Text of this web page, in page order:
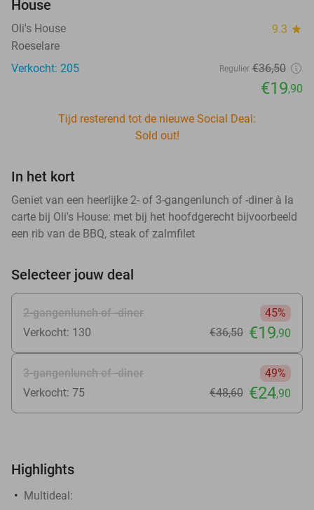
House
Oli's House 9.3 star
Roeselare
Verkocht: 205
Regulier €36,50
€19,90
Tijd resterend tot de nieuwe Social Deal:
Sold out!
In het kort
Geniet van een heerlijke 2- of 3-gangenlunch of -diner à la
carte bij Oli's House: met bij het hoofdgerecht bijvoorbeeld
een rib van de BBQ, steak of zalmfilet
Selecteer jouw deal
2-gangenlunch of -diner
45%
Verkocht: 130
€36,50 €19,90
3-gangenlunch of -diner
49%
Verkocht: 75
€48,60 €24,90
Highlights
Multideal: